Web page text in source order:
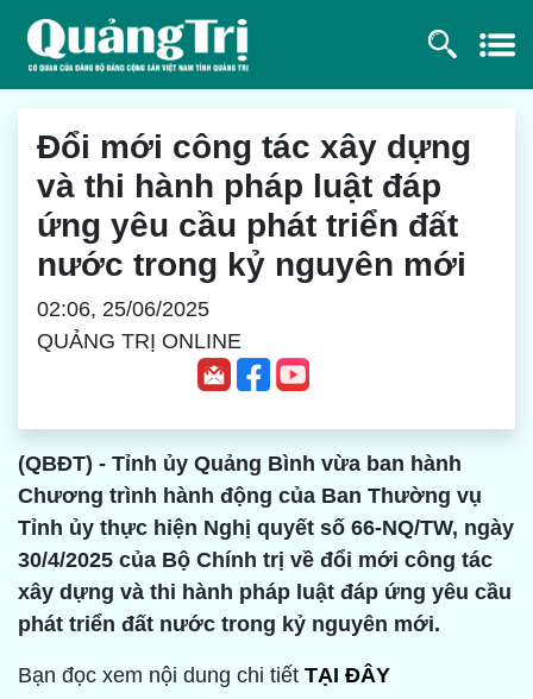
Đổi mới công tác xây dựng
và thi hành pháp luật đáp
ứng yêu cầu phát triển đất
nước trong kỷ nguyên mới
02:06, 25/06/2025
QUẢNG TRỊ ONLINE
(QBĐT) - Tỉnh ủy Quảng Bình vừa ban hành
Chương trình hành động của Ban Thường vụ
Tỉnh ủy thực hiện Nghị quyết số 66-NQ/TW, ngày
30/4/2025 của Bộ Chính trị về đổi mới công tác
xây dựng và thi hành pháp luật đáp ứng yêu cầu
phát triển đất nước trong kỷ nguyên mới.
Bạn đọc xem nội dung chi tiết TẠI ĐÂY